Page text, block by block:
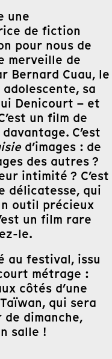
une
de fiction
pour nous de
merveille de
Bernard Cuau, le
adolescente, sa
Denicourt – et
un film de
C’est
d’images : de
des autres ?
intimité ? C’est
délicatesse, qui
outil précieux
un film rare
le.
au festival, issu
métrage :
côtés d’une
qui sera
dimanche,
salle !